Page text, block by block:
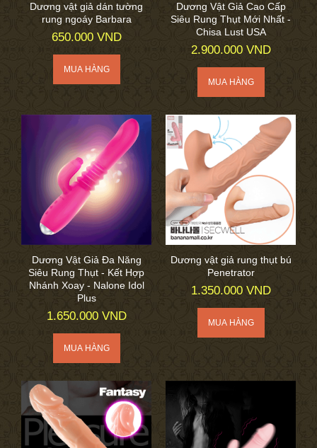
Dương vật giả dán tường
rung ngoáy Barbara
650.000 VND
Dương Vật Giả Cao Cấp
Siêu Rung Thụt Mới Nhất -
Chisa Lust USA
2.900.000 VND
Dương Vật Giả Đa Năng
Siêu Rung Thụt - Kết Hợp
Nhánh Xoay - Nalone Idol
Plus
1.650.000 VND
Dương vật giả rung thụt bú
Penetrator
1.350.000 VND